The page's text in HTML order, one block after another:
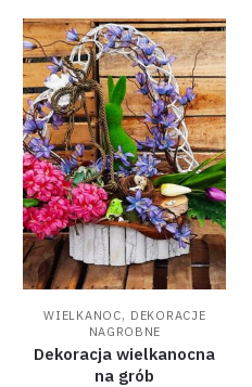
WIELKANOC, DEKORACJE
NAGROBNE
Dekoracja wielkanocna
na grób